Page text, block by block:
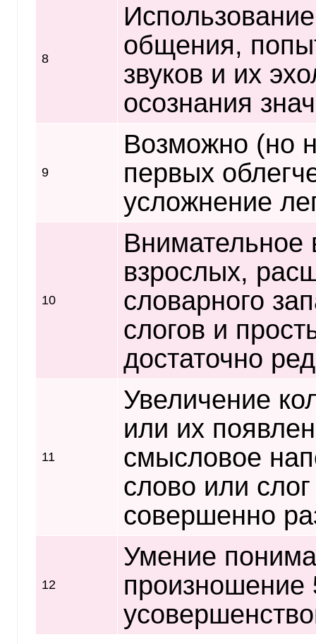
8
общения,
звуков и их
осознания
9
Возможно (но
первых
усложнение
10
Внимательное
взрослых,
словарного
слогов и
достаточно
11
Увеличение
или их
смысловое
слово или
совершенно
12
Умение
произношение